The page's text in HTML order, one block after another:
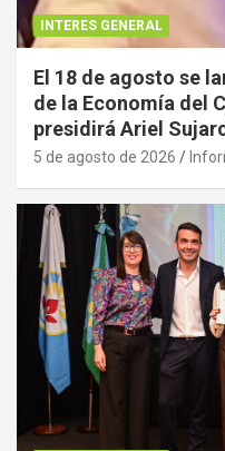
INTERES GENERAL
El 18 de agosto se
de la Economía del
presidirá Ariel
5 de agosto de 2026